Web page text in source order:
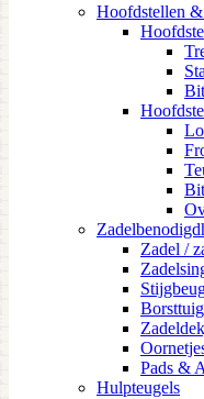
Hoofdstellen &
Zadel /
Pads &
Hulpteugels